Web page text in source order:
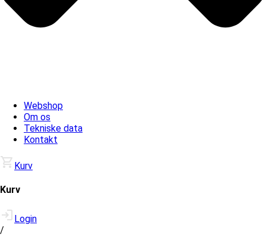
Webshop
Om os
Tekniske data
Kontakt
Kurv
Kurv
Login
/